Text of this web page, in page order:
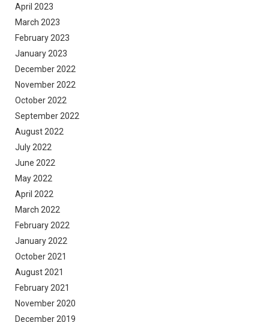
April 2023
March 2023
February 2023
January 2023
December 2022
November 2022
October 2022
September 2022
August 2022
July 2022
June 2022
May 2022
April 2022
March 2022
February 2022
January 2022
October 2021
August 2021
February 2021
November 2020
December 2019